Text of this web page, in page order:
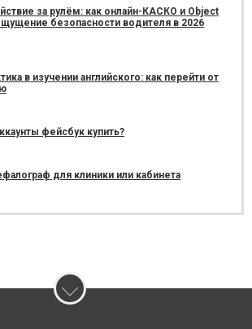
за рулём: как онлайн-КАСКО и Object
безопасности водителя в 2026
в изучении английского: как перейти от
фейсбук купить?
для клиники или кабинета